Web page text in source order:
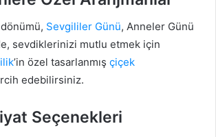
Sevgililer Günü, Anneler Günü
sevdiklerinizi mutlu etmek için
’in özel tasarlanmış çiçek
edebilirsiniz.
Seçenekleri